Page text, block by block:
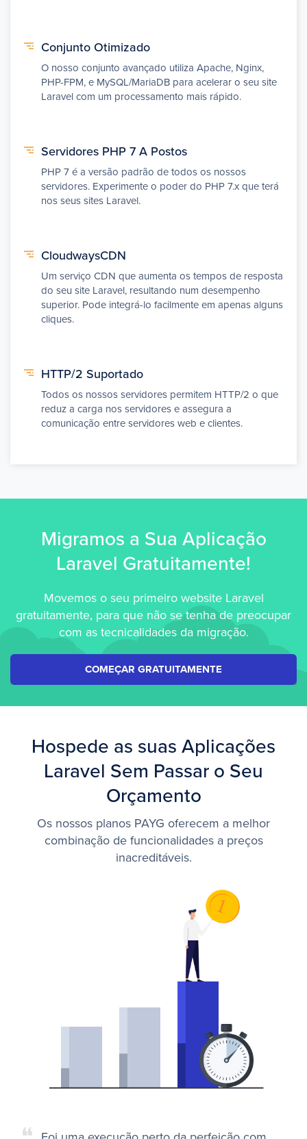
Conjunto Otimizado
O nosso conjunto avançado utiliza Apache, Nginx,
PHP-FPM, e MySQL/MariaDB para acelerar o seu site
Laravel com um processamento mais rápido.
Servidores PHP 7 A Postos
PHP 7 é a versão padrão de todos os nossos
servidores. Experimente o poder do PHP 7.x que terá
nos seus sites Laravel.
CloudwaysCDN
Um serviço CDN que aumenta os tempos de resposta
do seu site Laravel, resultando num desempenho
superior. Pode integrá-lo facilmente em apenas alguns
cliques.
HTTP/2 Suportado
Todos os nossos servidores permitem HTTP/2 o que
reduz a carga nos servidores e assegura a
comunicação entre servidores web e clientes.
Migramos a Sua Aplicação
Laravel Gratuitamente!
Movemos o seu primeiro website Laravel
gratuitamente, para que não se tenha de preocupar
com as tecnicalidades da migração.
COMEÇAR GRATUITAMENTE
Hospede as suas Aplicações
Laravel Sem Passar o Seu
Orçamento
Os nossos planos PAYG oferecem a melhor
combinação de funcionalidades a preços
inacreditáveis.